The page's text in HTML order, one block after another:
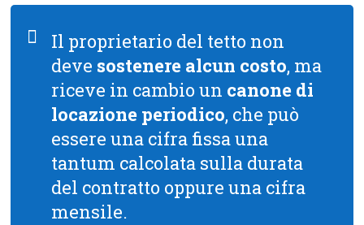
Il proprietario del tetto non
deve sostenere alcun costo, ma
riceve in cambio un canone di
locazione periodico, che può
essere una cifra fissa una
tantum calcolata sulla durata
del contratto oppure una cifra
mensile.